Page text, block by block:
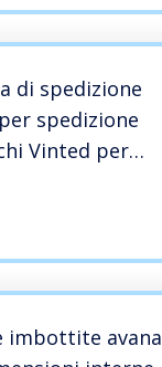
di spedizione
spedizione
Vinted per
scatola per
imbottite avana